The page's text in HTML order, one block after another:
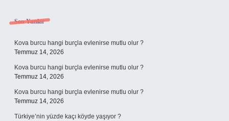
Sidebar
Son Yazılar
Kova burcu hangi burçla evlenirse mutlu olur ?
Temmuz 14, 2026
Kova burcu hangi burçla evlenirse mutlu olur ?
Temmuz 14, 2026
Kova burcu hangi burçla evlenirse mutlu olur ?
Temmuz 14, 2026
Türkiye’nin yüzde kaçı köyde yaşıyor ?